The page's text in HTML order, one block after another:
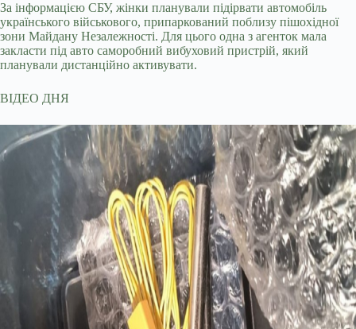
За інформацією СБУ, жінки планували підірвати автомобіль
українського військового, припаркований поблизу пішохідної
зони Майдану Незалежності. Для цього одна з агенток мала
закласти під авто саморобний вибуховий пристрій, який
планували дистанційно активувати.
ВІДЕО ДНЯ